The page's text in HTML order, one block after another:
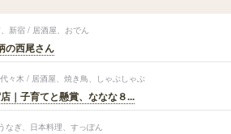
新宿 / 居酒屋、おでん
の西尾さん
々木 / 居酒屋、焼き鳥、しゃぶしゃぶ
｜子育てと懸賞、ななな８...
なぎ、日本料理、すっぽん